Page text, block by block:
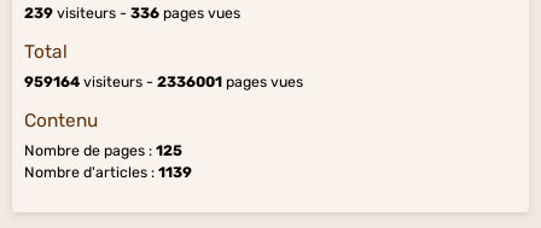
239 visiteurs - 336 pages vues
Total
959164 visiteurs - 2336001 pages vues
Contenu
Nombre de pages : 125
Nombre d'articles : 1139